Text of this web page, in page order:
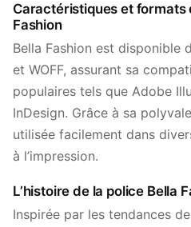
Caractéristiques et formats
Fashion
Bella Fashion est disponible
et WOFF, assurant sa
populaires tels que Adobe
InDesign. Grâce à sa
utilisée facilement dans
à l’impression.
L’histoire de la police Bella
Inspirée par les tendances